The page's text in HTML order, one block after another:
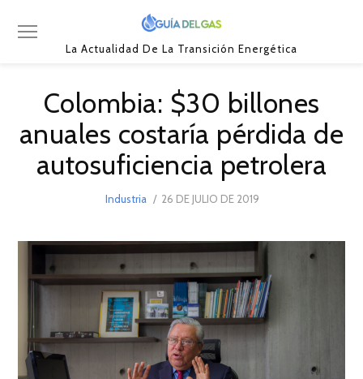
La Actualidad De La Transición Energética
Colombia: $30 billones
anuales costaría pérdida de
autosuficiencia petrolera
Industria
POSTED
26 DE JULIO DE 2019
DE